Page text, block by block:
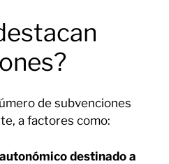
de subvenciones
a factores como:
destinado a